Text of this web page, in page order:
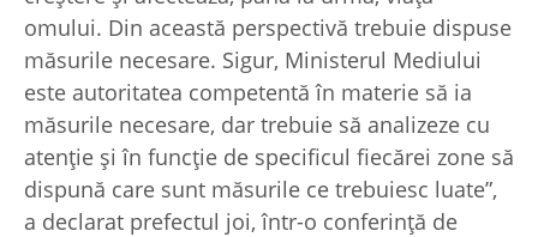
omului. Din această perspectivă trebuie dispuse
măsurile necesare. Sigur, Ministerul Mediului
este autoritatea competentă în materie să ia
măsurile necesare, dar trebuie să analizeze cu
atenție și în funcție de specificul fiecărei zone să
dispună care sunt măsurile ce trebuiesc luate”,
a declarat prefectul joi, într-o conferinţă de